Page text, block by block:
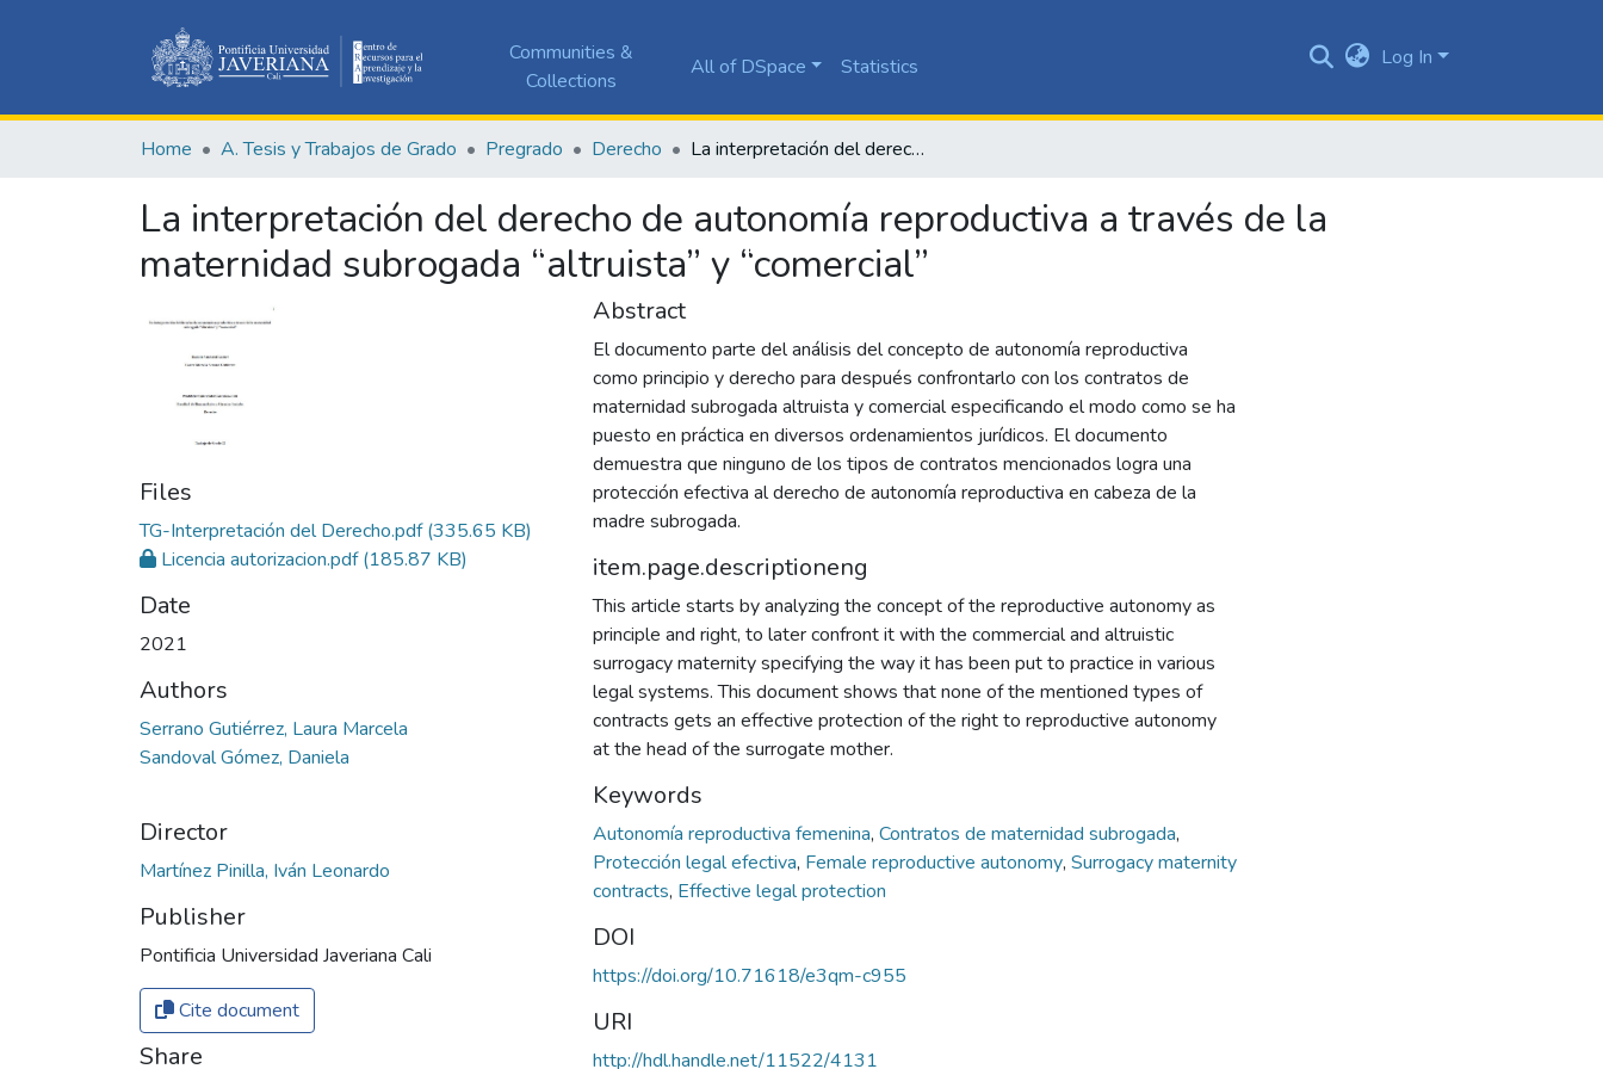
Communities &
Collections
All of DSpace Statistics Log In
Home A. Tesis y Trabajos de Grado Pregrado Derecho La interpretación del derecho de autonomía reproductiva a través de la maternidad subrogada “altruista” y “comercial”
La interpretación del derecho de autonomía reproductiva a través de la
maternidad subrogada “altruista” y “comercial”
Files
TG-Interpretación del Derecho.pdf(335.65 KB)
Licencia autorizacion.pdf(185.87 KB)
Date
2021
Authors
Serrano Gutiérrez, Laura Marcela
Sandoval Gómez, Daniela
Director
Martínez Pinilla, Iván Leonardo
Publisher
Pontificia Universidad Javeriana Cali
Cite document
Share
Abstract
El documento parte del análisis del concepto de autonomía reproductiva
como principio y derecho para después confrontarlo con los contratos de
maternidad subrogada altruista y comercial especificando el modo como se ha
puesto en práctica en diversos ordenamientos jurídicos. El documento
demuestra que ninguno de los tipos de contratos mencionados logra una
protección efectiva al derecho de autonomía reproductiva en cabeza de la
madre subrogada.
item.page.descriptioneng
This article starts by analyzing the concept of the reproductive autonomy as
principle and right, to later confront it with the commercial and altruistic
surrogacy maternity specifying the way it has been put to practice in various
legal systems. This document shows that none of the mentioned types of
contracts gets an effective protection of the right to reproductive autonomy
at the head of the surrogate mother.
Keywords
Autonomía reproductiva femenina, Contratos de maternidad subrogada,
Protección legal efectiva, Female reproductive autonomy, Surrogacy maternity
contracts, Effective legal protection
DOI
https://doi.org/10.71618/e3qm-c955
URI
http://hdl.handle.net/11522/4131